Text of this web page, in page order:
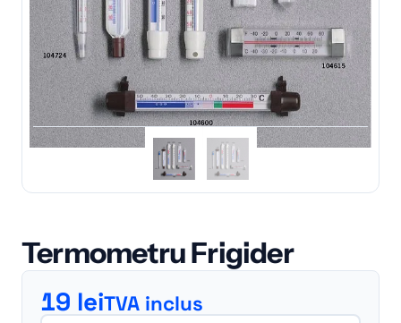
Termometru Frigider
19 leiTVA inclus